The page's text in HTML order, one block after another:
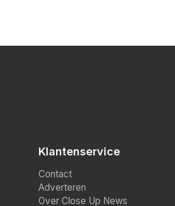
Klantenservice
Contact
Adverteren
Over Close Up News